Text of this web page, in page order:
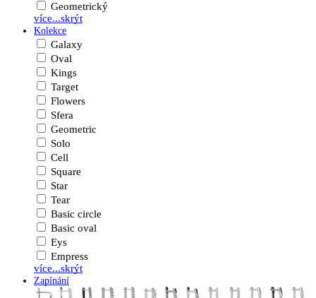
Geometrický
více...skrýt
Kolekce
Galaxy
Oval
Kings
Target
Flowers
Sfera
Geometric
Solo
Cell
Square
Star
Tear
Basic circle
Basic oval
Eys
Empress
více...skrýt
Zapínání